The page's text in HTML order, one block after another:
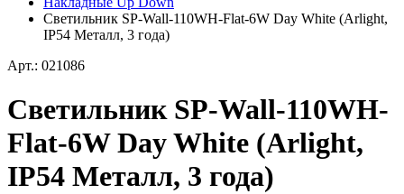
Светильник SP-Wall-110WH-Flat-6W Day White (Arlight,
IP54 Металл, 3 года)
Арт.: 021086
Светильник SP-Wall-110WH-
Flat-6W Day White (Arlight,
IP54 Металл, 3 года)